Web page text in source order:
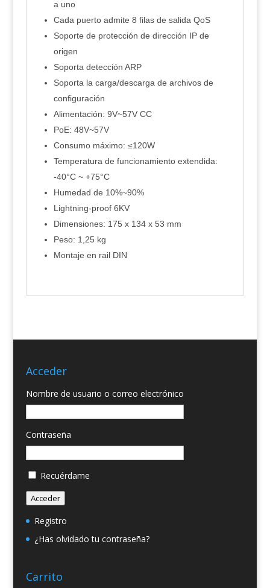
a uno
Cada puerto admite 8 filas de salida QoS
Soporte de protección de dirección IP de
origen
Soporta detección ARP
Soporta la carga/descarga de archivos de
configuración
Alimentación: 9V~57V CC
PoE: 48V~57V
Consumo máximo: ≤120W
Temperatura de funcionamiento extendida:
-40°C ~ +75°C
Humedad de 10%~90%
Lightning-proof 6KV
Dimensiones: 175 x 134 x 53 mm
Peso: 1,25 kg
Montaje en rail DIN
Acceder
Nombre de usuario o correo electrónico
Contraseña
Recuérdame
Acceder
Registro
¿Has olvidado tu contraseña?
Carrito